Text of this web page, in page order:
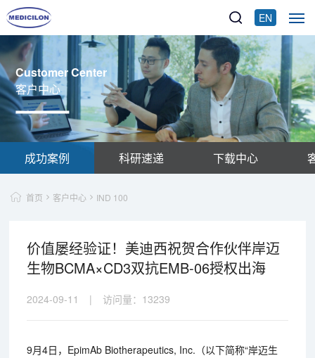
EN
Customer Center
客户中心
成功案例 科研速递 下载中心
首页 客户中心 IND 100
价值屡经验证！美迪西祝贺合作伙伴岸迈
生物BCMA×CD3双抗EMB-06授权出海
2024-09-11 | 访问量： 13239
9月4日，EpimAb Biotherapeutics, Inc.（以下简称“岸迈生